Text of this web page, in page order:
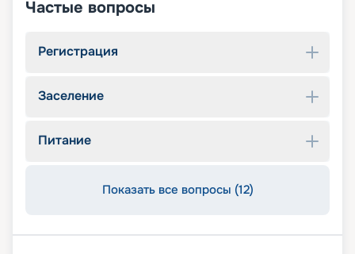
Частые вопросы
Регистрация
Заселение
Питание
Показать все вопросы (12)